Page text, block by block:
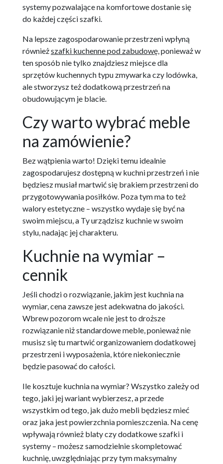
systemy pozwalające na komfortowe dostanie się
do każdej części szafki.
Na lepsze zagospodarowanie przestrzeni wpłyną
równieższafki kuchenne pod zabudowę , ponieważ w
ten sposób nie tylko znajdziesz miejsce dla
sprzętów kuchennych typu zmywarka czy lodówka,
ale stworzysz też dodatkową przestrzeń na
obudowującym je blacie.
Czy warto wybrać meble
na zamówienie?
Bez wątpienia warto! Dzięki temu idealnie
zagospodarujesz dostępną w kuchni przestrzeń i nie
będziesz musiał martwić się brakiem przestrzeni do
przygotowywania posiłków. Poza tym ma to też
walory estetyczne – wszystko wydaje się być na
swoim miejscu, a Ty urządzisz kuchnie w swoim
stylu, nadając jej charakteru.
Kuchnie na wymiar –
cennik
Jeśli chodzi o rozwiązanie, jakim jest kuchnia na
wymiar, cena zawsze jest adekwatna do jakości.
Wbrew pozorom wcale nie jest to droższe
rozwiązanie niż standardowe meble, ponieważ nie
musisz się tu martwić organizowaniem dodatkowej
przestrzeni i wyposażenia, które niekoniecznie
będzie pasować do całości.
Ile kosztuje kuchnia na wymiar? Wszystko zależy od
tego, jaki jej wariant wybierzesz, a przede
wszystkim od tego, jak dużo mebli będziesz mieć
oraz jaka jest powierzchnia pomieszczenia. Na cenę
wpływają również blaty czy dodatkowe szafki i
systemy – możesz samodzielnie skompletować
kuchnię, uwzględniając przy tym maksymalny